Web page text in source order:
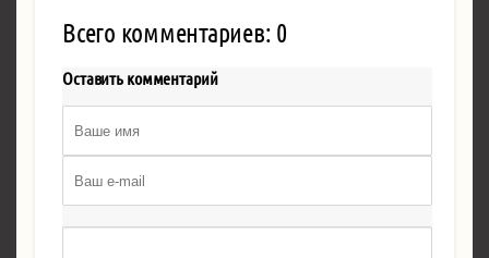
Всего комментариев: 0
Оставить комментарий